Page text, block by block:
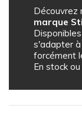
Découvrez
marque
s'adapter
forcément
En stock